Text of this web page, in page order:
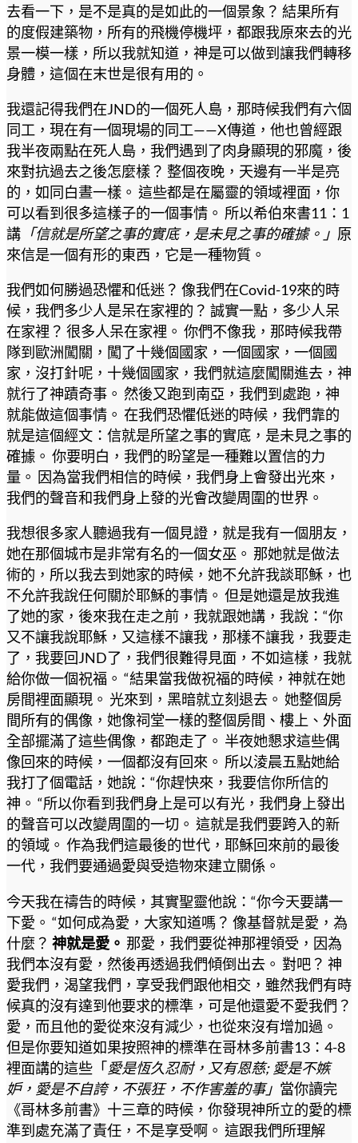
去看一下，是不是真的是如此的一個景象？ 結果所有
的度假建築物，所有的飛機停機坪，都跟我原來去的光
景一模一樣，所以我就知道，神是可以做到讓我們轉移
身體，這個在末世是很有用的。
我還記得我們在JND的一個死人島，那時候我們有六個
同工，現在有一個現場的同工——X傳道，他也曾經跟
我半夜兩點在死人島，我們遇到了肉身顯現的邪魔，後
來對抗過去之後怎麼樣？ 整個夜晚，天邊有一半是亮
的，如同白晝一樣。 這些都是在屬靈的領域裡面，你
可以看到很多這樣子的一個事情。 所以希伯來書11：1
講 「信就是所望之事的實底，是未見之事的確據。」 原
來信是一個有形的東西，它是一種物質。
我們如何勝過恐懼和低迷？ 像我們在Covid-19來的時
候，我們多少人是呆在家裡的？ 誠實一點，多少人呆
在家裡？ 很多人呆在家裡。 你們不像我，那時候我帶
隊到歐洲闖關，闖了十幾個國家，一個國家，一個國
家，沒打針呢，十幾個國家，我們就這麼闖關進去，神
就行了神蹟奇事。 然後又跑到南亞，我們到處跑，神
就能做這個事情。 在我們恐懼低迷的時候，我們靠的
就是這個經文：信就是所望之事的實底，是未見之事的
確據。 你要明白，我們的盼望是一種難以置信的力
量。 因為當我們相信的時候，我們身上會發出光來，
我們的聲音和我們身上發的光會改變周圍的世界。
我想很多家人聽過我有一個見證，就是我有一個朋友，
她在那個城市是非常有名的一個女巫。 那她就是做法
術的，所以我去到她家的時候，她不允許我談耶穌，也
不允許我說任何關於耶穌的事情。 但是她還是放我進
了她的家，後來我在走之前，我就跟她講，我說：“你
又不讓我說耶穌，又這樣不讓我，那樣不讓我，我要走
了，我要回JND了，我們很難得見面，不如這樣，我就
給你做一個祝福。 “結果當我做祝福的時候，神就在她
房間裡面顯現。 光來到，黑暗就立刻退去。 她整個房
間所有的偶像，她像祠堂一樣的整個房間、樓上、外面
全部擺滿了這些偶像，都跑走了。 半夜她懇求這些偶
像回來的時候，一個都沒有回來。 所以淩晨五點她給
我打了個電話，她說：“你趕快來，我要信你所信的
神。 “所以你看到我們身上是可以有光，我們身上發出
的聲音可以改變周圍的一切。 這就是我們要跨入的新
的領域。 作為我們這最後的世代，耶穌回來前的最後
一代，我們要通過愛與受造物來建立關係。
今天我在禱告的時候，其實聖靈他說：“你今天要講一
下愛。 “如何成為愛，大家知道嗎？ 像基督就是愛，為
什麼？ 神就是愛。 那愛，我們要從神那裡領受，因為
我們本沒有愛，然後再透過我們傾倒出去。 對吧？ 神
愛我們，渴望我們，享受我們跟他相交，雖然我們有時
候真的沒有達到他要求的標準，可是他還愛不愛我們？
愛，而且他的愛從來沒有減少，也從來沒有增加過。
但是你要知道如果按照神的標準在哥林多前書13：4-8
裡面講的這些「愛是恆久忍耐，又有恩慈; 愛是不嫉
妒，愛是不自誇，不張狂，不作害羞的事」 當你讀完
《哥林多前書》十三章的時候，你發現神所立的愛的標
準到處充滿了責任，不是享受啊。 這跟我們所理解